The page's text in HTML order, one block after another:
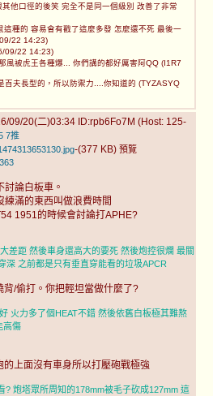
他口徑的後笑 完全不是同一個級別 改善了非常
種的 容易會有戳了這麼多發 怎麼還不死 最後一
22 14:23)
09/22 14:23)
風被虎王各種爆... 你們講的都好厲害阿QQ (I1R7
百夫長型的，所以防禦力....你知道的 (TYZASYQ
09/20(二)03:34 ID:rpb6Fo7M (Host: 125-
7推
-(377 KB) 預覽
討論白板車。
練滿的東西叫做浪費時間
1951的時候會討論打APHE?
差距 然後車身還高大的要死 然後炮控很爛 最關
深 之前都是只有垂直穿能看的垃圾APCR
/偷打。你把輕坦當做什麼了?
火力多了個HEAT不錯 然後依舊白板極其難熬
高傷
上面沒有車身所以打壓砲戰極強
? 炮塔眾所周知的178mm被毛子砍成127mm 這